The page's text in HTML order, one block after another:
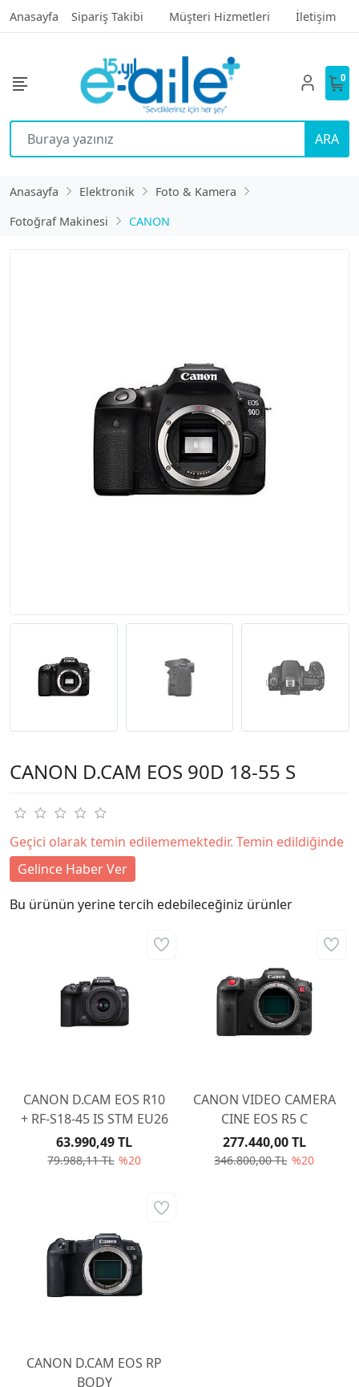
Anasayfa Sipariş Takibi Müşteri Hizmetleri İletişim
ARA
0
Anasayfa Elektronik
Foto & Kamera
Fotoğraf Makinesi
CANON
CANON D.CAM EOS 90D 18-55 S
Geçici olarak temin edilememektedir. Temin edildiğinde
Gelince Haber Ver
Bu ürünün yerine tercih edebileceğiniz ürünler
CANON D.CAM EOS R10
+ RF-S18-45 IS STM EU26
79.988,11 TL %20
63.990,49 TL
CANON VIDEO CAMERA
CINE EOS R5 C
346.800,00 TL %20
277.440,00 TL
CANON D.CAM EOS RP
BODY